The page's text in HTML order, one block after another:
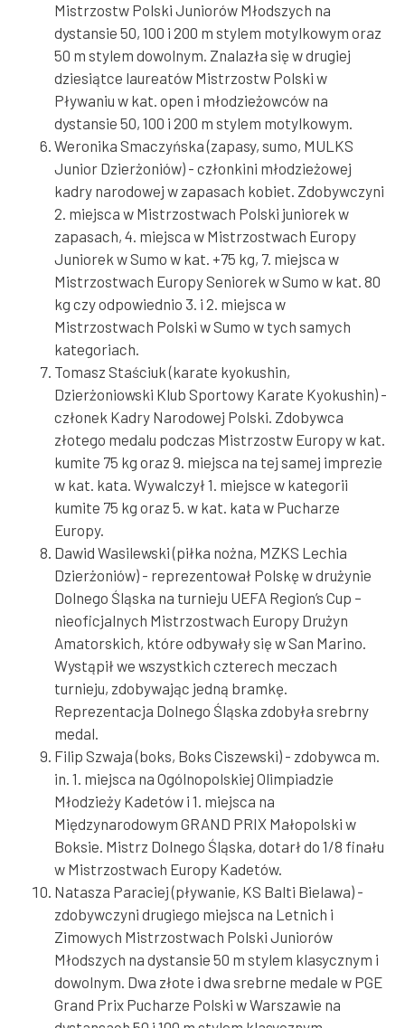
Mistrzostw Polski Juniorów Młodszych na
dystansie 50, 100 i 200 m stylem motylkowym oraz
50 m stylem dowolnym. Znalazła się w drugiej
dziesiątce laureatów Mistrzostw Polski w
Pływaniu w kat. open i młodzieżowców na
dystansie 50, 100 i 200 m stylem motylkowym.
Weronika Smaczyńska (zapasy, sumo, MULKS
Junior Dzierżoniów) - członkini młodzieżowej
kadry narodowej w zapasach kobiet. Zdobywczyni
2. miejsca w Mistrzostwach Polski juniorek w
zapasach, 4. miejsca w Mistrzostwach Europy
Juniorek w Sumo w kat. +75 kg, 7. miejsca w
Mistrzostwach Europy Seniorek w Sumo w kat. 80
kg czy odpowiednio 3. i 2. miejsca w
Mistrzostwach Polski w Sumo w tych samych
kategoriach.
Tomasz Staściuk (karate kyokushin,
Dzierżoniowski Klub Sportowy Karate Kyokushin) -
członek Kadry Narodowej Polski. Zdobywca
złotego medalu podczas Mistrzostw Europy w kat.
kumite 75 kg oraz 9. miejsca na tej samej imprezie
w kat. kata. Wywalczył 1. miejsce w kategorii
kumite 75 kg oraz 5. w kat. kata w Pucharze
Europy.
Dawid Wasilewski (piłka nożna, MZKS Lechia
Dzierżoniów) - reprezentował Polskę w drużynie
Dolnego Śląska na turnieju UEFA Region’s Cup –
nieoficjalnych Mistrzostwach Europy Drużyn
Amatorskich, które odbywały się w San Marino.
Wystąpił we wszystkich czterech meczach
turnieju, zdobywając jedną bramkę.
Reprezentacja Dolnego Śląska zdobyła srebrny
medal.
Filip Szwaja (boks, Boks Ciszewski) - zdobywca m.
in. 1. miejsca na Ogólnopolskiej Olimpiadzie
Młodzieży Kadetów i 1. miejsca na
Międzynarodowym GRAND PRIX Małopolski w
Boksie. Mistrz Dolnego Śląska, dotarł do 1/8 finału
w Mistrzostwach Europy Kadetów.
Natasza Paraciej (pływanie, KS Balti Bielawa) -
zdobywczyni drugiego miejsca na Letnich i
Zimowych Mistrzostwach Polski Juniorów
Młodszych na dystansie 50 m stylem klasycznym i
dowolnym. Dwa złote i dwa srebrne medale w PGE
Grand Prix Pucharze Polski w Warszawie na